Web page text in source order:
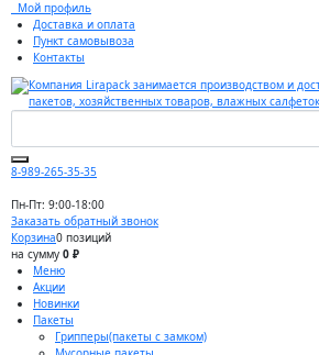
Мой профиль
Доставка и оплата
Пункт самовывоза
Контакты
8-989-265-35-35
Пн-Пт: 9:00-18:00
Заказать обратный звонок
Корзина0 позиций
на сумму 0 ₽
Меню
Акции
Новинки
Пакеты
Грипперы(пакеты с замком)